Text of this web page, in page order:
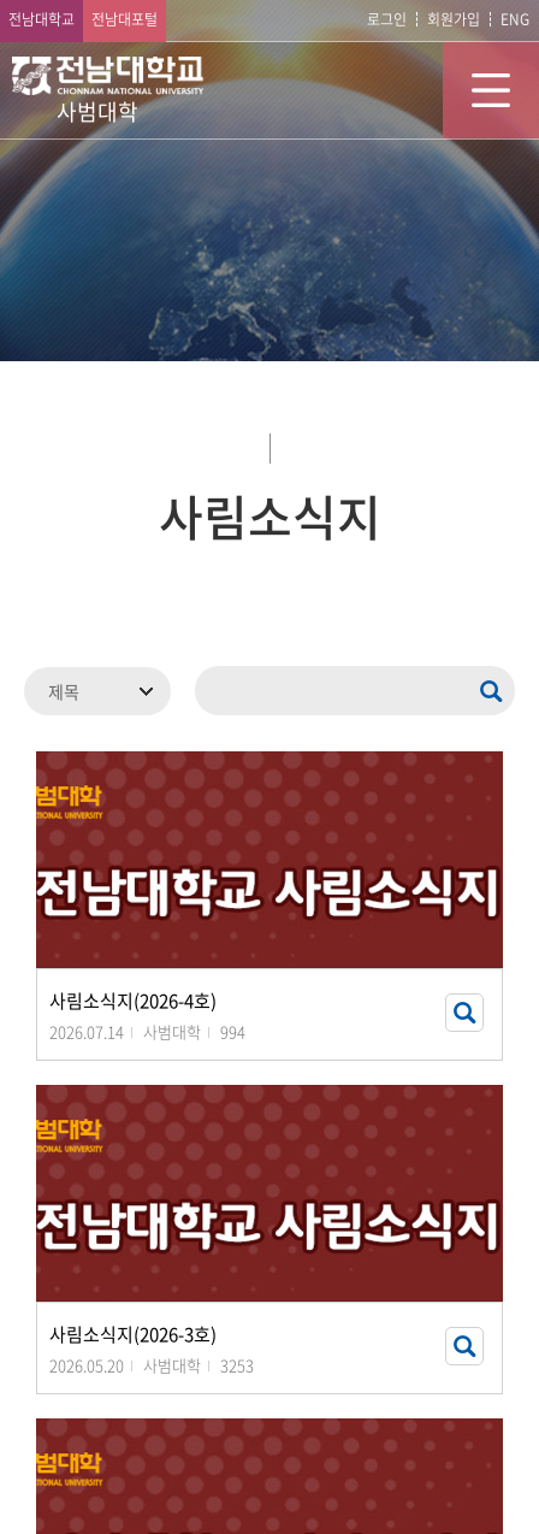
전남대학교 전남대포털 로그인 회원가입 ENG
사범대학
사림소식지
사림소식지(2026-4호)
2026.07.14 사범대학 994
사림소식지(2026-3호)
2026.05.20 사범대학 3253